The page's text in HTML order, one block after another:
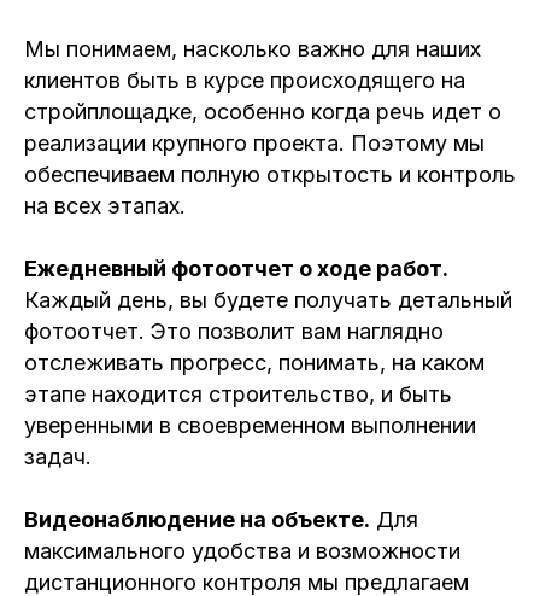
Мы понимаем, насколько важно для наших
клиентов быть в курсе происходящего на
стройплощадке, особенно когда речь идет о
реализации крупного проекта. Поэтому мы
обеспечиваем полную открытость и контроль
на всех этапах.
Ежедневный фотоотчет о ходе работ.
Каждый день, вы будете получать детальный
фотоотчет. Это позволит вам наглядно
отслеживать прогресс, понимать, на каком
этапе находится строительство, и быть
уверенными в своевременном выполнении
задач.
Видеонаблюдение на объекте. Для
максимального удобства и возможности
дистанционного контроля мы предлагаем